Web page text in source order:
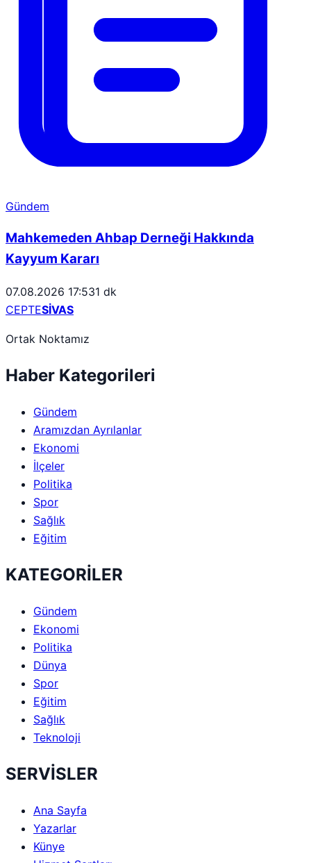
Gündem
Mahkemeden Ahbap Derneği Hakkında
Kayyum Kararı
07.08.2026 17:531 dk
CEPTESİVAS
Ortak Noktamız
Haber Kategorileri
Gündem
Aramızdan Ayrılanlar
Ekonomi
İlçeler
Politika
Spor
Sağlık
Eğitim
KATEGORİLER
Gündem
Ekonomi
Politika
Dünya
Spor
Eğitim
Sağlık
Teknoloji
SERVİSLER
Ana Sayfa
Yazarlar
Künye